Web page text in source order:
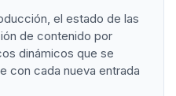
el estado de las
de contenido por
dinámicos que se
con cada nueva entrada